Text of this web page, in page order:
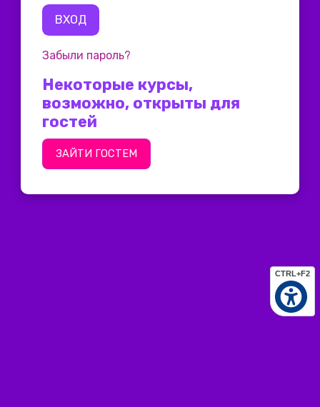
CTRL+F2
ВХОД
Забыли пароль?
Некоторые курсы,
возможно, открыты для
гостей
ЗАЙТИ ГОСТЕМ